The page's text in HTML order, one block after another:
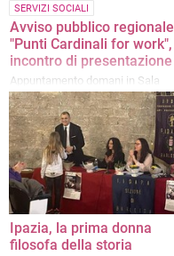
SERVIZI SOCIALI
Avviso pubblico regionale
"Punti Cardinali for work",
incontro di presentazione
Appuntamento domani in Sala
Rossa
Ipazia, la prima donna
filosofa della storia